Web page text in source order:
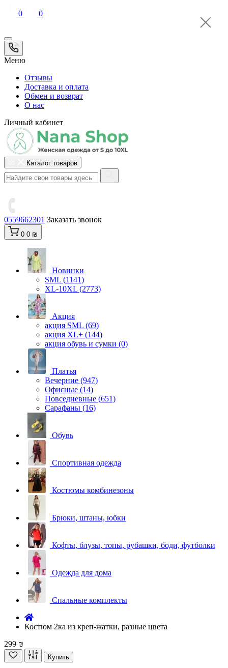
0 0
Меню
Отзывы
Доставка и оплата
Обмен и возврат
О нас
Личный кабинет
Каталог товаров
0559662301 Заказать звонок
0 0 ₪
Новинки
SML (1141)
XL-10XL (2773)
Акция
акция SML (69)
акция XL+ (144)
акция обувь и сумки (0)
Платья
Вечерние (947)
Офисные (14)
Повседневные (651)
Сарафаны (16)
Обувь
Спортивная одежда
Костюмы комбинезоны
Брюки, штаны, юбки
Кофты, блузы, топы, рубашки, боди, футболки
Одежда для дома
Спальные комплекты
Костюм 2ка из креп-жатки, разные цвета
299 ₪
Купить